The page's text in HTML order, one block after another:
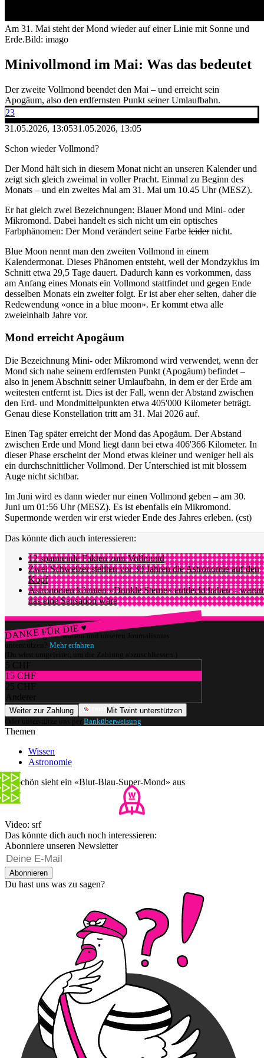
Am 31. Mai steht der Mond wieder auf einer Linie mit Sonne und
Erde.Bild: imago
Minivollmond im Mai: Was das bedeutet
Der zweite Vollmond beendet den Mai – und erreicht sein
Apogäum, also den erdfernsten Punkt seiner Umlaufbahn.
23
31.05.2026, 13:0531.05.2026, 13:05
Schon wieder Vollmond?
Der Mond hält sich in diesem Monat nicht an unseren Kalender und
zeigt sich gleich zweimal in voller Pracht. Einmal zu Beginn des
Monats – und ein zweites Mal am 31. Mai um 10.45 Uhr (MESZ).
Er hat gleich zwei Bezeichnungen: Blauer Mond und Mini- oder
Mikromond. Dabei handelt es sich nicht um ein optisches
Farbphänomen: Der Mond verändert seine Farbe leidernicht.
Blue Moon nennt man den zweiten Vollmond in einem
Kalendermonat. Dieses Phänomen entsteht, weil der Mondzyklus im
Schnitt etwa 29,5 Tage dauert. Dadurch kann es vorkommen, dass
am Anfang eines Monats ein Vollmond stattfindet und gegen Ende
desselben Monats ein zweiter folgt. Er ist aber eher selten, daher die
Redewendung «once in a blue moon». Er kommt etwa alle
zweieinhalb Jahre vor.
Mond erreicht Apogäum
Die Bezeichnung Mini- oder Mikromond wird verwendet, wenn der
Mond sich nahe seinem erdfernsten Punkt (Apogäum) befindet –
also in jenem Abschnitt seiner Umlaufbahn, in dem er der Erde am
weitesten entfernt ist. Dies ist der Fall, wenn der Abstand zwischen
den Erd- und Mondmittelpunkten etwa 405'000 Kilometer beträgt.
Genau diese Konstellation tritt am 31. Mai 2026 auf.
Einen Tag später erreicht der Mond das Apogäum. Der Abstand
zwischen Erde und Mond liegt dann bei etwa 406'366 Kilometer. In
dieser Phase erscheint der Mond etwas kleiner und weniger hell als
ein durchschnittlicher Vollmond. Der Unterschied ist mit blossem
Auge nicht sichtbar.
Im Juni wird es dann wieder nur einen Vollmond geben – am 30.
Juni um 01:56 Uhr (MESZ). Es ist ebenfalls ein Mikromond.
Supermonde werden wir erst wieder Ende des Jahres erleben. (cst)
Das könnte dich auch interessieren:
12 spannende Fakten zum Vollmond
Zwei Schweizer stellten vor 30 Jahren die Astronomie auf den
Kopf
Astronomen könnten «Dunkle Sterne» entdeckt haben –
das eine Sensation wäre
DANKE FÜR DIE ♥
Würdest du gerne watson und unseren Journalismus
unterstützen? Mehr erfahren
(Du wirst umgeleitet, um die Zahlung abzuschliessen.)
5 CHF
15 CHF
25 CHF
Anderer
Weiter zur Zahlung
Mit Twint unterstützen
Oder unterstütze uns per Banküberweisung
Themen
Wissen
Astronomie
So schön sieht ein «Blut-Blau-Super-Mond» aus
Video: srf
Das könnte dich auch noch interessieren:
Abonniere unseren Newsletter
Abonnieren
Du hast uns was zu sagen?